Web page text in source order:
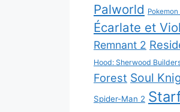
Palworld Pokemon
Écarlate et
Remnant 2
Hood: Sherwood
Forest Soul
Spider-Man 2